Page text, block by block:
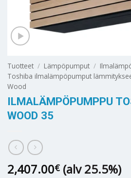
Tuotteet / Lämpöpumput /
Toshiba ilmalämpöpumput
Wood
ILMALÄMPÖPUMPPU
WOOD 35
2,407.00€ (alv 25.5%)